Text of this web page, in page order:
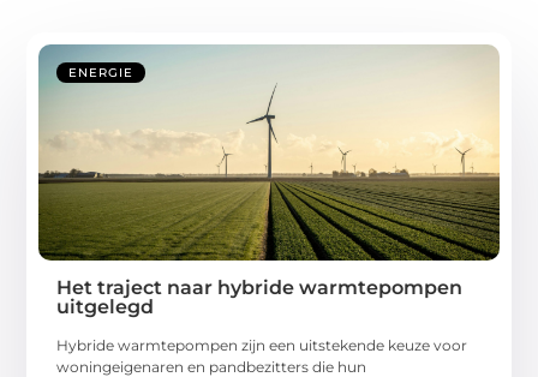
ENERGIE
Het traject naar hybride warmtepompen
uitgelegd
Hybride warmtepompen zijn een uitstekende keuze voor
woningeigenaren en pandbezitters die hun